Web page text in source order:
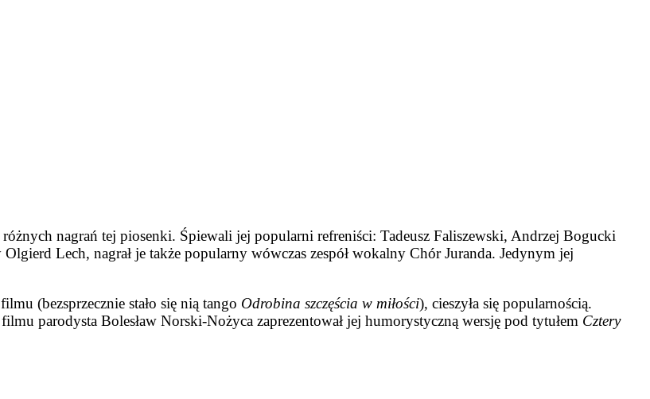
nagrań tej piosenki. Śpiewali jej popularni refreniści: Tadeusz Faliszewski, Andrzej Bogucki
Lech, nagrał je także popularny wówczas zespół wokalny Chór Juranda. Jedynym jej
(bezsprzecznie stało się nią tango Odrobina szczęścia w miłości), cieszyła się popularnością.
parodysta Bolesław Norski-Nożyca zaprezentował jej humorystyczną wersję pod tytułem Cztery